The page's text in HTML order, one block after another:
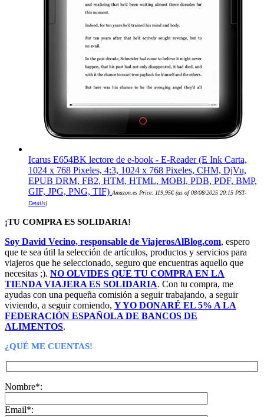
Icarus E654BK lectore de e-book - E-Reader (E Ink Carta,
1024 x 768 Pixeles, 4:3, 1024 x 768 Pixeles, CHM, DjVu,
EPUB DRM, FB2, HTM, HTML, MOBI, PDB, PDF, BMP,
GIF, JPG, PNG, TIF) Amazon.es Price: 119,95€(as of 08/08/2025 20:15 PST-
Details)
¡TU COMPRA ES SOLIDARIA!
Soy David Vecino, responsable de ViajerosAlBlog.com, espero
que te sea útil la selección de artículos, productos y servicios para
viajeros que he seleccionado, seguro que encuentras aquello que
necesitas ;). NO OLVIDES QUE TU COMPRA EN LA
TIENDA VIAJERA ES SOLIDARIA. Con tu compra, me
ayudas con una pequeña comisión a seguir trabajando, a seguir
viviendo, a seguir comiendo, Y YO DONARÉ EL 5% A LA
FEDERACIÓN ESPAÑOLA DE BANCOS DE
ALIMENTOS.
¿QUÉ ME CUENTAS!
Nombre*:
Email*: